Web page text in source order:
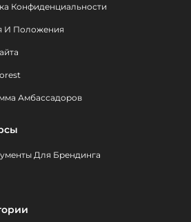
Конфиденциальности
И Положения
Амбассадоров
Для Брендинга